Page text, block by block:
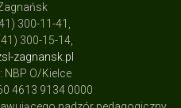
300-11-41,
300-15-14,
zagnansk.pl
NBP O/Kielce
4613 9134 0000